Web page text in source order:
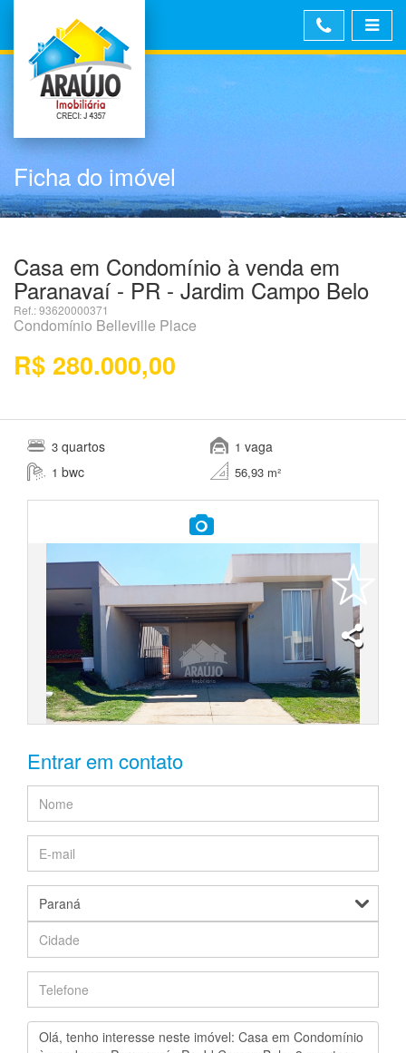
Ficha do imóvel
Casa em Condomínio à venda em
Paranavaí - PR - Jardim Campo Belo
Ref.: 93620000371
Condomínio Belleville Place
R$ 280.000,00
3 quartos
1 bwc
1 vaga
56,93 m²
Entrar em contato